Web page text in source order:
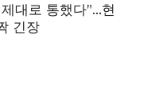
대로 통했다”…현
긴장